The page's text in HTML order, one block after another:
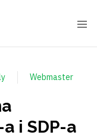
Webmaster
i SDP-a